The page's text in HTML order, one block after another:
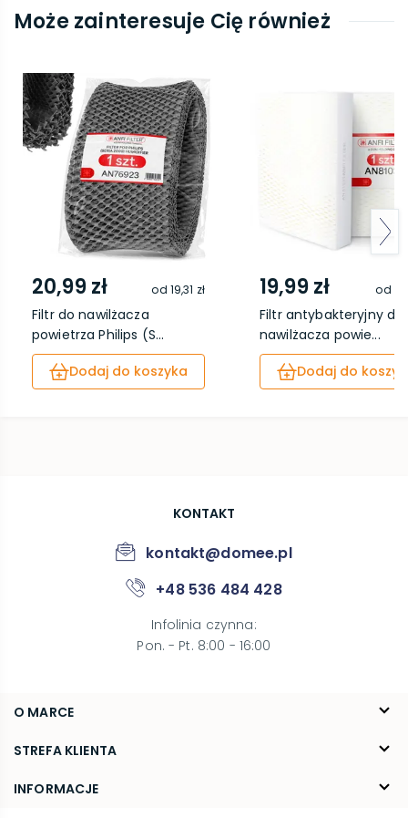
Może zainteresuje Cię również
20,99 zł od 19,31 zł
Filtr do nawilżacza
powietrza Philips (S...
Dodaj do koszyka
19,99 zł od
Filtr antybakteryjny do
nawilżacza powie...
Dodaj do
O MARCE
O nas
Blog
STREFA KLIENTA
FAQ
INFORMACJE
KONTAKT
kontakt@domee.pl
+48 536 484 428
Infolinia czynna:
Pon. - Pt. 8:00 - 16:00